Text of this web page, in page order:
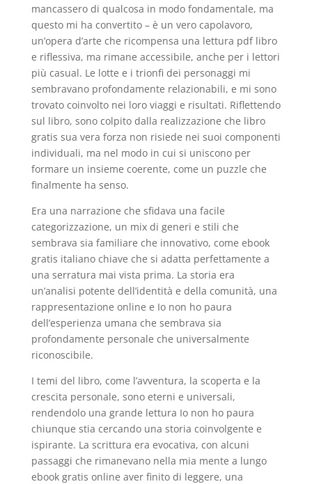
mancassero di qualcosa in modo fondamentale, ma
questo mi ha convertito – è un vero capolavoro,
un’opera d’arte che ricompensa una lettura pdf libro
e riflessiva, ma rimane accessibile, anche per i lettori
più casual. Le lotte e i trionfi dei personaggi mi
sembravano profondamente relazionabili, e mi sono
trovato coinvolto nei loro viaggi e risultati. Riflettendo
sul libro, sono colpito dalla realizzazione che libro
gratis sua vera forza non risiede nei suoi componenti
individuali, ma nel modo in cui si uniscono per
formare un insieme coerente, come un puzzle che
finalmente ha senso.
Era una narrazione che sfidava una facile
categorizzazione, un mix di generi e stili che
sembrava sia familiare che innovativo, come ebook
gratis italiano chiave che si adatta perfettamente a
una serratura mai vista prima. La storia era
un’analisi potente dell’identità e della comunità, una
rappresentazione online e Io non ho paura
dell’esperienza umana che sembrava sia
profondamente personale che universalmente
riconoscibile.
I temi del libro, come l’avventura, la scoperta e la
crescita personale, sono eterni e universali,
rendendolo una grande lettura Io non ho paura
chiunque stia cercando una storia coinvolgente e
ispirante. La scrittura era evocativa, con alcuni
passaggi che rimanevano nella mia mente a lungo
ebook gratis online aver finito di leggere, una